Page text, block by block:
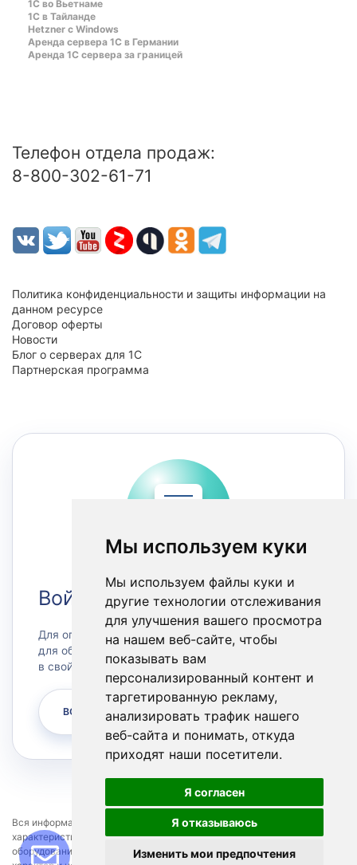
Мы используем куки
Мы используем файлы куки и
другие технологии отслеживания
для улучшения вашего просмотра
на нашем веб-сайте, чтобы
показывать вам
персонализированный контент и
таргетированную рекламу,
анализировать трафик нашего
веб-сайта и понимать, откуда
приходят наши посетители.
Я согласен
Я отказываюсь
Изменить мои предпочтения
1С во Вьетнаме
1С в Тайланде
Hetzner c Windows
Аренда сервера 1С в Германии
Аренда 1С сервера за границей
Телефон отдела продаж:
8-800-302-61-71
Политика конфиденциальности и защиты информации на
данном ресурсе
Договор оферты
Новости
Блог о серверах для 1С
Партнерская программа
Войти в Личный кабинет
Для оплаты счетов или заказа сервера, а также
для обращения в техническую поддержку зайдите
в свой личный кабинет.
ВОЙТИ
Вся информация представленная на сайте, касающаяся технических
характеристик, наличия, стоимости, условий предоставления
оборудования и программных продуктов, носит информационный